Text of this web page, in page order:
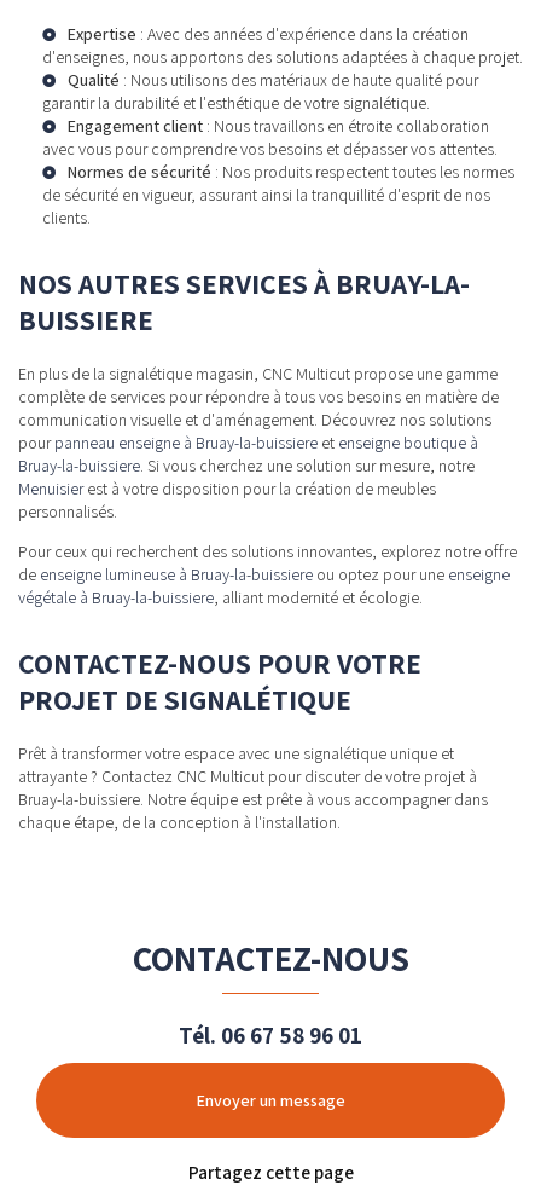
Expertise : Avec des années d'expérience dans la création
d'enseignes, nous apportons des solutions adaptées à chaque projet.
Qualité : Nous utilisons des matériaux de haute qualité pour
garantir la durabilité et l'esthétique de votre signalétique.
Engagement client : Nous travaillons en étroite collaboration
avec vous pour comprendre vos besoins et dépasser vos attentes.
Normes de sécurité : Nos produits respectent toutes les normes
de sécurité en vigueur, assurant ainsi la tranquillité d'esprit de nos
clients.
NOS AUTRES SERVICES À BRUAY-LA-
BUISSIERE
En plus de la signalétique magasin, CNC Multicut propose une gamme
complète de services pour répondre à tous vos besoins en matière de
communication visuelle et d'aménagement. Découvrez nos solutions
pourpanneau enseigne à Bruay-la-buissiere et enseigne boutique à
Bruay-la-buissiere . Si vous cherchez une solution sur mesure, notre
Menuisierest à votre disposition pour la création de meubles
personnalisés.
Pour ceux qui recherchent des solutions innovantes, explorez notre offre
de enseigne lumineuse à Bruay-la-buissiere ou optez pour une enseigne
végétale à Bruay-la-buissiere , alliant modernité et écologie.
CONTACTEZ-NOUS POUR VOTRE
PROJET DE SIGNALÉTIQUE
Prêt à transformer votre espace avec une signalétique unique et
attrayante ? Contactez CNC Multicut pour discuter de votre projet à
Bruay-la-buissiere. Notre équipe est prête à vous accompagner dans
chaque étape, de la conception à l'installation.
CONTACTEZ-NOUS
Tél. 06 67 58 96 01
Envoyer un message
Partagez cette page